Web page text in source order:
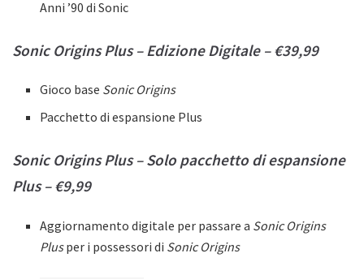
Anni ’90 di Sonic
Sonic Origins Plus – Edizione Digitale –€39,99
Gioco base Sonic Origins
Pacchetto di espansione Plus
Sonic Origins Plus – Solo pacchetto di espansione
Plus – €9,99
Aggiornamento digitale per passare a Sonic Origins
Plusper i possessori di Sonic Origins